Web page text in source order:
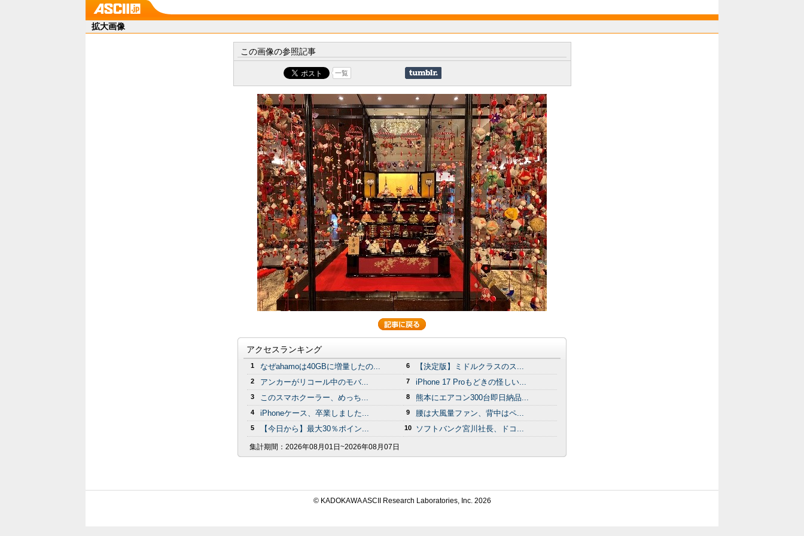
拡大画像
この画像の参照記事
一覧
アクセスランキング
1 なぜahamoは40GBに増量したの...
2 アンカーがリコール中のモバ...
3 このスマホクーラー、めっち...
4 iPhoneケース、卒業しました...
5 【今日から】最大30％ポイン...
6 【決定版】ミドルクラスのス...
7 iPhone 17 Proもどきの怪しい...
8 熊本にエアコン300台即日納品...
9 腰は大風量ファン、背中はペ...
10 ソフトバンク宮川社長、ドコ...
集計期間： 2026年08月01日~2026年08月07日
© KADOKAWA ASCII Research Laboratories, Inc. 2026